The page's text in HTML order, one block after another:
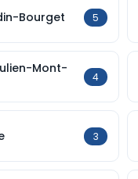
Bourget 5
Mont-
4
3